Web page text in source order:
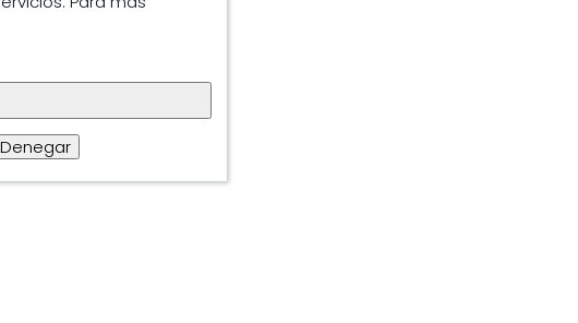
Denegar